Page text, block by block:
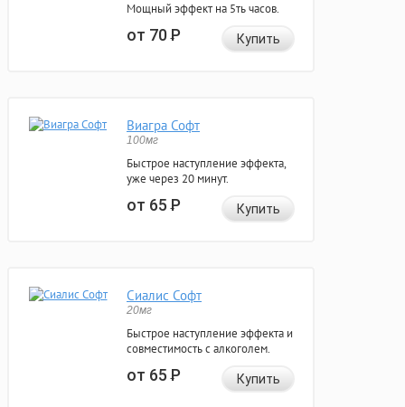
Мощный эффект на 5ть часов.
от 70Р Купить
Виагра Софт
100мг
Быстрое наступление эффекта,
уже через 20 минут.
от 65Р Купить
Сиалис Софт
20мг
Быстрое наступление эффекта и
совместимость с алкоголем.
от 65Р Купить